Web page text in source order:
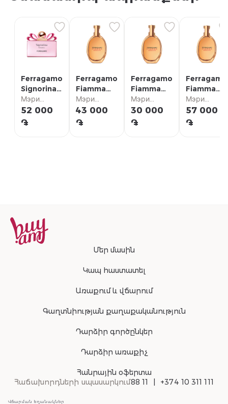
Ferragamo
Signorina
Romantica
edp 100ml
Мэри
Парфюм
52 000
֏
Ferragamo
Fiamma
Assoluta
W edp
55ml
Мэри
Парфюм
43 000
֏
Ferragamo
Fiamma
Assoluta
W edp
35ml
Мэри
Парфюм
30 000
֏
Ferragamo
Fiamma
Assoluta
W edp
100ml
Мэри
Парфюм
57 000
֏
Մեր մասին
Կապ հաստատել
Առաքում և վճարում
Գաղտնիության քաղաքականություն
Դարձիր գործընկեր
Դարձիր առաքիչ
Հանրային օֆերտա
Հաճախորդների սպասարկում88 11 +374 10 311 111
Վճարման եղանակներ